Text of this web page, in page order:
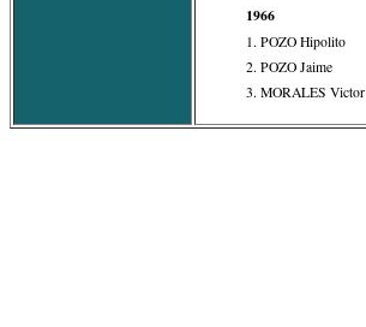
1966
1. POZO Hipolito
2. POZO Jaime
3. MORALES